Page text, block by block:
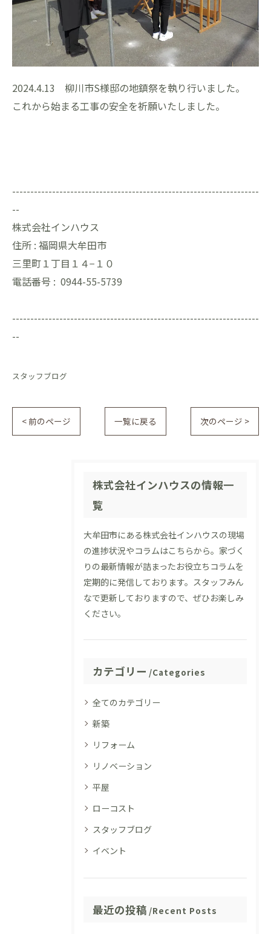
2024.4.13 柳川市S様邸の地鎮祭を執り行いました。
これから始まる工事の安全を祈願いたしました。
--------------------------------------------------------------------
--
株式会社インハウス
住所 : 福岡県大牟田市
三里町１丁目１４−１０
電話番号 : 0944-55-5739
--------------------------------------------------------------------
--
スタッフブログ
< 前のページ 一覧に戻る 次のページ >
株式会社インハウスの情報一
覧
大牟田市にある株式会社インハウスの現場
の進捗状況やコラムはこちらから。家づく
りの最新情報が詰まったお役立ちコラムを
定期的に発信しております。スタッフみん
なで更新しておりますので、ぜひお楽しみ
ください。
カテゴリー Categories
全てのカテゴリー
新築
リフォーム
リノベーション
平屋
ローコスト
スタッフブログ
イベント
最近の投稿 Recent Posts